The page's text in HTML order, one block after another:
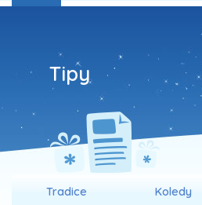
Tipy
Tradice Koledy